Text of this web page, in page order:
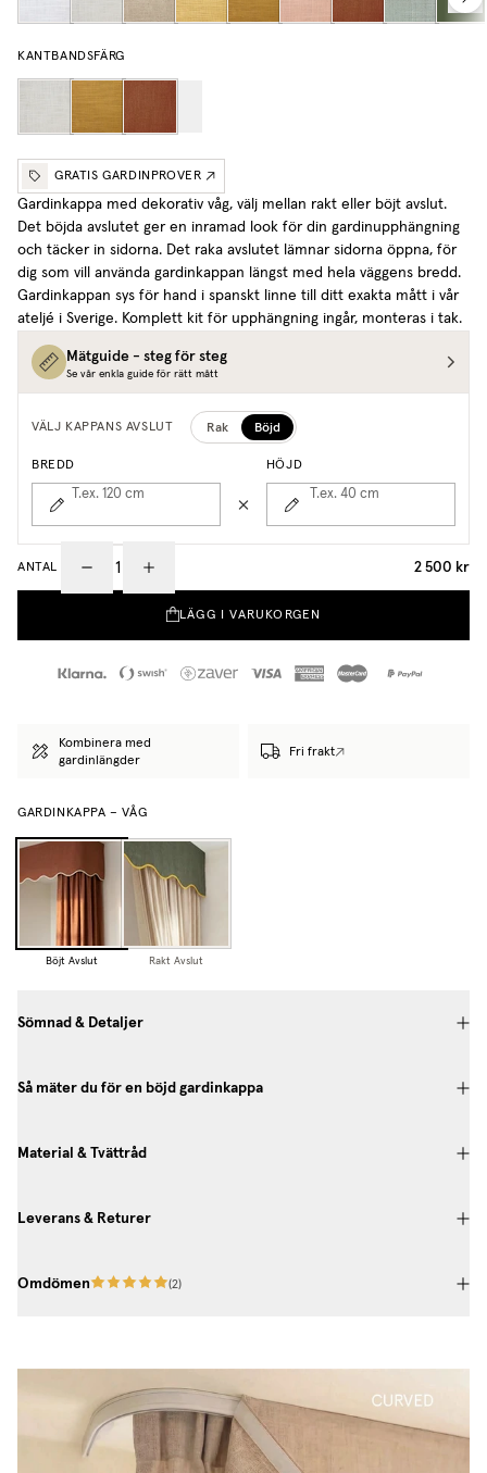
KANTBANDSFÄRG
GRATIS GARDINPROVER
Gardinkappa med dekorativ våg, välj mellan rakt eller böjt avslut.
Det böjda avslutet ger en inramad look för din gardinupphängning
och täcker in sidorna. Det raka avslutet lämnar sidorna öppna, för
dig som vill använda gardinkappan längst med hela väggens bredd.
Gardinkappan sys för hand i spanskt linne till ditt exakta mått i vår
ateljé i Sverige. Komplett kit för upphängning ingår, monteras i tak.
Mätguide - steg för steg
Se vår enkla guide för rätt mått
VÄLJ KAPPANS AVSLUT Rak Böjd
BREDD
T.ex. 120 cm
HÖJD
T.ex. 40 cm
ANTAL 2 500 kr
LÄGG I VARUKORGEN
Kombinera med
gardinlängder
Fri frakt
GARDINKAPPA – VÅG
Böjt Avslut Rakt Avslut
Sömnad & Detaljer
Så mäter du för en böjd gardinkappa
Material & Tvättråd
Leverans & Returer
Omdömen (2)